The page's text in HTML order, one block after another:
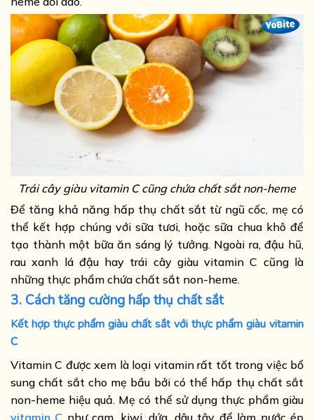
Trái cây giàu vitamin C cũng chứa chất sắt non-heme
Để tăng khả năng hấp thụ chất sắt từ ngũ cốc, mẹ có
thể kết hợp chúng với sữa tươi, hoặc sữa chua khô để
tạo thành một bữa ăn sáng lý tưởng. Ngoài ra, đậu hũ,
rau xanh lá đậu hay trái cây giàu vitamin C cũng là
những thực phẩm chứa chất sắt non-heme.
3. Cách tăng cường hấp thụ chất sắt
Kết hợp thực phẩm giàu chất sắt với thực phẩm giàu vitamin
C
Vitamin C được xem là loại vitamin rất tốt trong việc bổ
sung chất sắt cho mẹ bầu bởi có thể hấp thụ chất sắt
non-heme hiệu quả. Mẹ có thể sử dụng thực phẩm giàu